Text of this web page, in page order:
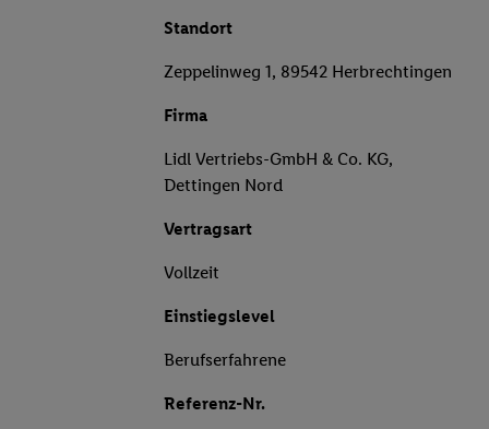
Standort
Zeppelinweg 1, 89542 Herbrechtingen
Firma
Lidl Vertriebs-GmbH & Co. KG,
Dettingen Nord
Vertragsart
Vollzeit
Einstiegslevel
Berufserfahrene
Referenz-Nr.